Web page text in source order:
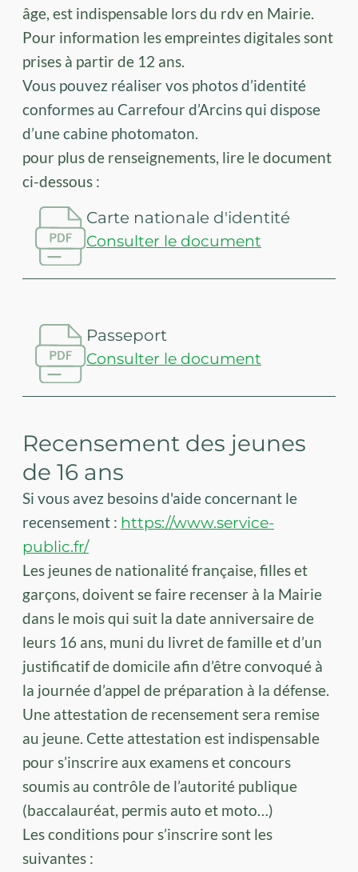
âge, est indispensable lors du rdv en Mairie.
Pour information les empreintes digitales sont
prises à partir de 12 ans.
Vous pouvez réaliser vos photos d’identité
conformes au Carrefour d’Arcins qui dispose
d’une cabine photomaton.
pour plus de renseignements, lire le document
ci-dessous :
Carte nationale d'identité
Consulter le document
Passeport
Consulter le document
Recensement des jeunes
de 16 ans
Si vous avez besoins d'aide concernant le
recensement : https://www.service-
public.fr/
Les jeunes de nationalité française, filles et
garçons, doivent se faire recenser à la Mairie
dans le mois qui suit la date anniversaire de
leurs 16 ans, muni du livret de famille et d’un
justificatif de domicile afin d’être convoqué à
la journée d’appel de préparation à la défense.
Une attestation de recensement sera remise
au jeune. Cette attestation est indispensable
pour s’inscrire aux examens et concours
soumis au contrôle de l’autorité publique
(baccalauréat, permis auto et moto…)
Les conditions pour s’inscrire sont les
suivantes :